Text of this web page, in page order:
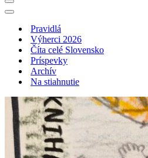
Menu
navigácie
Menu
navigáciePravidlá
Výherci 2026
Číta celé Slovensko
Príspevky
Archív
Na stiahnutie